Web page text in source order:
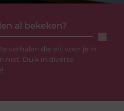
al bekeken?
verhalen die wij voor je in
niet. Duik in diverse